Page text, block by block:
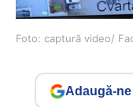
Foto: captură video/
Adaugă-